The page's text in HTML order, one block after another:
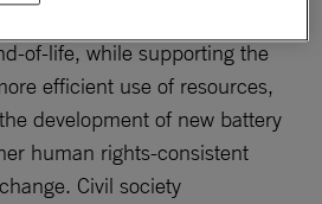
of-life, while supporting the
efficient use of resources,
development of new battery
human rights-consistent
Civil society